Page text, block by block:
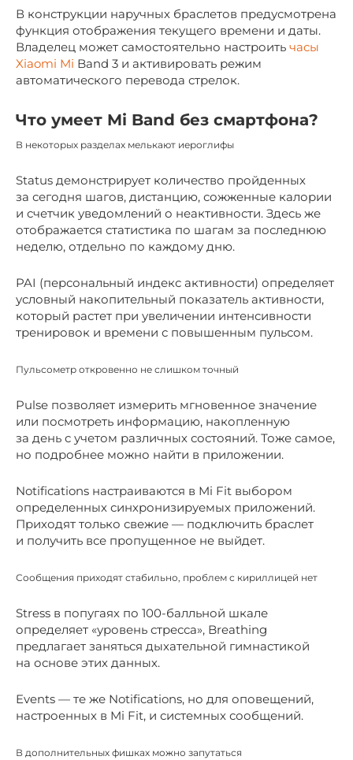
В конструкции наручных браслетов предусмотрена
функция отображения текущего времени и даты.
Владелец может самостоятельно настроить часы
Xiaomi Mi Band 3 и активировать режим
автоматического перевода стрелок.
Что умеет Mi Band без смартфона?
В некоторых разделах мелькают иероглифы
Status демонстрирует количество пройденных
за сегодня шагов, дистанцию, сожженные калории
и счетчик уведомлений о неактивности. Здесь же
отображается статистика по шагам за последнюю
неделю, отдельно по каждому дню.
PAI (персональный индекс активности) определяет
условный накопительный показатель активности,
который растет при увеличении интенсивности
тренировок и времени с повышенным пульсом.
Пульсометр откровенно не слишком точный
Pulse позволяет измерить мгновенное значение
или посмотреть информацию, накопленную
за день с учетом различных состояний. Тоже самое,
но подробнее можно найти в приложении.
Notifications настраиваются в Mi Fit выбором
определенных синхронизируемых приложений.
Приходят только свежие — подключить браслет
и получить все пропущенное не выйдет.
Сообщения приходят стабильно, проблем с кириллицей нет
Stress в попугаях по 100-балльной шкале
определяет «уровень стресса», Breathing
предлагает заняться дыхательной гимнастикой
на основе этих данных.
Events — те же Notifications, но для оповещений,
настроенных в Mi Fit, и системных сообщений.
В дополнительных фишках можно запутаться